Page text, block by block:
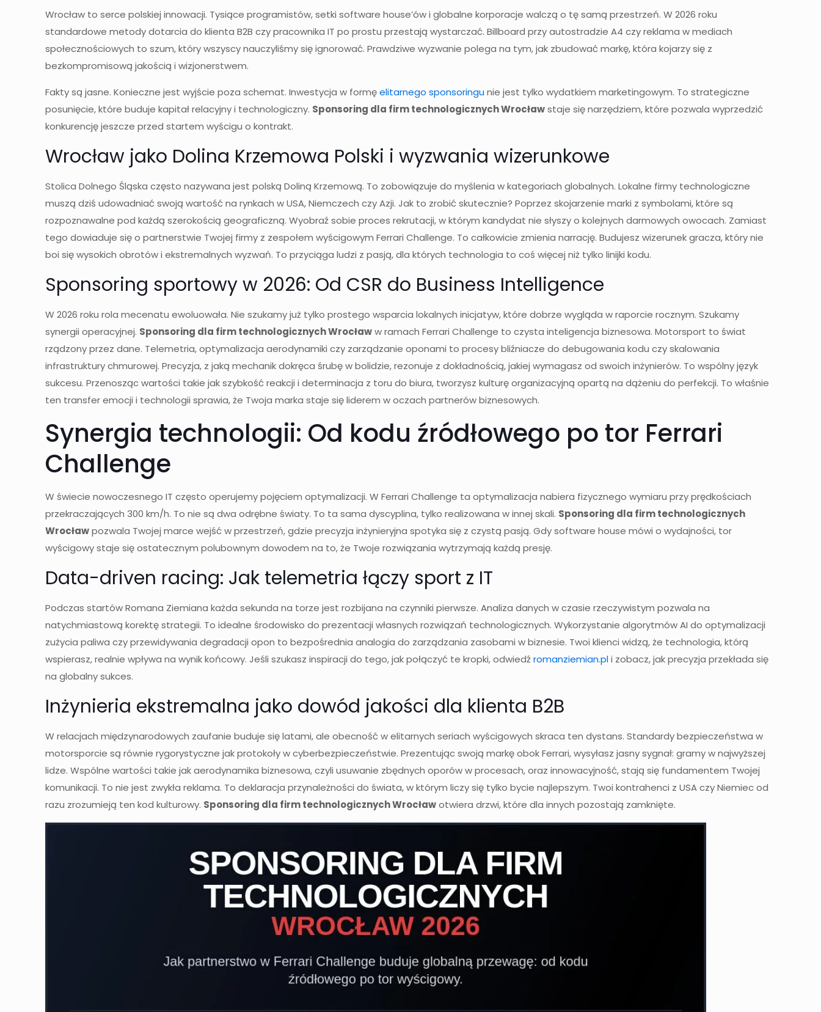
Wrocław to serce polskiej innowacji. Tysiące programistów, setki software house’ów i globalne korporacje walczą o tę samą przestrzeń. W 2026 roku
standardowe metody dotarcia do klienta B2B czy pracownika IT po prostu przestają wystarczać. Billboard przy autostradzie A4 czy reklama w mediach
społecznościowych to szum, który wszyscy nauczyliśmy się ignorować. Prawdziwe wyzwanie polega na tym, jak zbudować markę, która kojarzy się z
bezkompromisową jakością i wizjonerstwem.
Fakty są jasne. Konieczne jest wyjście poza schemat. Inwestycja w formęelitarnego sponsoringunie jest tylko wydatkiem marketingowym. To strategiczne
posunięcie, które buduje kapitał relacyjny i technologiczny. Sponsoring dla firm technologicznych Wrocławstaje się narzędziem, które pozwala wyprzedzić
konkurencję jeszcze przed startem wyścigu o kontrakt.
Wrocław jako Dolina Krzemowa Polski i wyzwania wizerunkowe
Stolica Dolnego Śląska często nazywana jest polską Doliną Krzemową. To zobowiązuje do myślenia w kategoriach globalnych. Lokalne firmy technologiczne
muszą dziś udowadniać swoją wartość na rynkach w USA, Niemczech czy Azji. Jak to zrobić skutecznie? Poprzez skojarzenie marki z symbolami, które są
rozpoznawalne pod każdą szerokością geograficzną. Wyobraź sobie proces rekrutacji, w którym kandydat nie słyszy o kolejnych darmowych owocach. Zamiast
tego dowiaduje się o partnerstwie Twojej firmy z zespołem wyścigowym Ferrari Challenge. To całkowicie zmienia narrację. Budujesz wizerunek gracza, który nie
boi się wysokich obrotów i ekstremalnych wyzwań. To przyciąga ludzi z pasją, dla których technologia to coś więcej niż tylko linijki kodu.
Sponsoring sportowy w 2026: Od CSR do Business Intelligence
W 2026 roku rola mecenatu ewoluowała. Nie szukamy już tylko prostego wsparcia lokalnych inicjatyw, które dobrze wygląda w raporcie rocznym. Szukamy
synergii operacyjnej. Sponsoring dla firm technologicznych Wrocławw ramach Ferrari Challenge to czysta inteligencja biznesowa. Motorsport to świat
rządzony przez dane. Telemetria, optymalizacja aerodynamiki czy zarządzanie oponami to procesy bliźniacze do debugowania kodu czy skalowania
infrastruktury chmurowej. Precyzja, z jaką mechanik dokręca śrubę w bolidzie, rezonuje z dokładnością, jakiej wymagasz od swoich inżynierów. To wspólny język
sukcesu. Przenosząc wartości takie jak szybkość reakcji i determinacja z toru do biura, tworzysz kulturę organizacyjną opartą na dążeniu do perfekcji. To właśnie
ten transfer emocji i technologii sprawia, że Twoja marka staje się liderem w oczach partnerów biznesowych.
Synergia technologii: Od kodu źródłowego po tor Ferrari
Challenge
W świecie nowoczesnego IT często operujemy pojęciem optymalizacji. W Ferrari Challenge ta optymalizacja nabiera fizycznego wymiaru przy prędkościach
przekraczających 300 km/h. To nie są dwa odrębne światy. To ta sama dyscyplina, tylko realizowana w innej skali. Sponsoring dla firm technologicznych
Wrocławpozwala Twojej marce wejść w przestrzeń, gdzie precyzja inżynieryjna spotyka się z czystą pasją. Gdy software house mówi o wydajności, tor
wyścigowy staje się ostatecznym polubownym dowodem na to, że Twoje rozwiązania wytrzymają każdą presję.
Data-driven racing: Jak telemetria łączy sport z IT
Podczas startów Romana Ziemiana każda sekunda na torze jest rozbijana na czynniki pierwsze. Analiza danych w czasie rzeczywistym pozwala na
natychmiastową korektę strategii. To idealne środowisko do prezentacji własnych rozwiązań technologicznych. Wykorzystanie algorytmów AI do optymalizacji
zużycia paliwa czy przewidywania degradacji opon to bezpośrednia analogia do zarządzania zasobami w biznesie. Twoi klienci widzą, że technologia, którą
wspierasz, realnie wpływa na wynik końcowy. Jeśli szukasz inspiracji do tego, jak połączyć te kropki, odwiedźromanziemian.pli zobacz, jak precyzja przekłada się
na globalny sukces.
Inżynieria ekstremalna jako dowód jakości dla klienta B2B
W relacjach międzynarodowych zaufanie buduje się latami, ale obecność w elitarnych seriach wyścigowych skraca ten dystans. Standardy bezpieczeństwa w
motorsporcie są równie rygorystyczne jak protokoły w cyberbezpieczeństwie. Prezentując swoją markę obok Ferrari, wysyłasz jasny sygnał: gramy w najwyższej
lidze. Wspólne wartości takie jak aerodynamika biznesowa, czyli usuwanie zbędnych oporów w procesach, oraz innowacyjność, stają się fundamentem Twojej
komunikacji. To nie jest zwykła reklama. To deklaracja przynależności do świata, w którym liczy się tylko bycie najlepszym. Twoi kontrahenci z USA czy Niemiec od
razu zrozumieją ten kod kulturowy. Sponsoring dla firm technologicznych Wrocławotwiera drzwi, które dla innych pozostają zamknięte.